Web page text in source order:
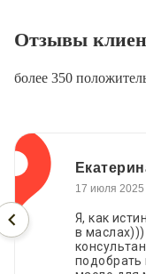
Отзывы
более 350
17 июля 2025
Я, как
в
подобрать